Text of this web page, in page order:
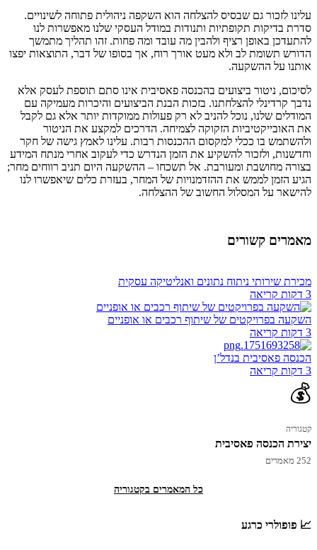
עלינו לזכור גם שבסיס להצלחה הוא השקפה ניהולית פתוחה לשינויים.
סדרת בדיקות תקופתיות ותנודות במודל העסקי שלנו מאפשרות לנו
להתעדכן באופן רציף ולהבין מה עובד ומה פחות. זהו תהליך מתמשך
הדורש תשומת לב ולא מעט אורך רוח, אך בסופו של דבר, התוצאות יפצו
אותנו על ההשקעה.
לסיכום, ניטור ביצועים בהכנסה פאסיבית אינו סתם תוספת לעסק אלא
נדבך קרדינלי להצלחתנו. בזכות הבנת הביצועים והיכרות מעמיקה עם
המודלים שלנו, נוכל להניב לא רק פעולות ממוקדות יותר אלא גם לקבל
את האובייקטיביות הזקוקה לצמיחה. הדרכים למקצע את הניטור
ולהשתמש בו ככלי למקסום ההכנסות רבות. עלינו לאמץ גישה של חקר
וחדשנות, ולזכור להשקיע את הזמן הנדרש כדי לעקוב אחרי מנתח המידע
בצורה מחושבת ומעורבת. אל תשכחו – ההשקעה היום תניב רווחים מחר;
הגיע הזמן לממש את ההזדמנויות של המחר, בעזרת כלים שיאפשרו לנו
להישאר על המסלול החשוב של ההצלחה.
מאמרים קשורים
מכירת שירותי ניתוח נתונים ואנליטיקה עסקית
3 דקות קריאה
השקעה בפרויקטים של שיתוף רכבים או אופניים
3 דקות קריאה
הכנסה פאסיבית בנדלʼן
3 דקות קריאה
💰
קטגוריה
יצירת הכנסה פאסיבית
252 מאמרים
כל המאמרים בקטגוריה
📈 פופולרי כרגע